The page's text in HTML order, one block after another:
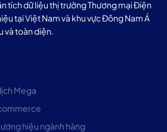
tích dữ liệu thị trường Thương mại Điện
tại Việt Nam và khu vực Đông Nam Á
và toàn diện.
Mega
hiệu ngành hàng